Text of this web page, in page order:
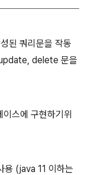
된 쿼리문을 작동
delete 문을
스에 구현하기위
용 (java 11 이하는